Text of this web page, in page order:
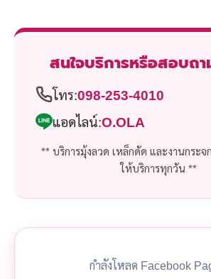
สนใจบริการหรือสอบถา
โทร:098-253-4010
แอดไลน์:O.OLA
** บริการมุ้งลวด เหล็กดัด และงานกระ
ให้บริการทุกวัน **
กำลังโหลด Facebook